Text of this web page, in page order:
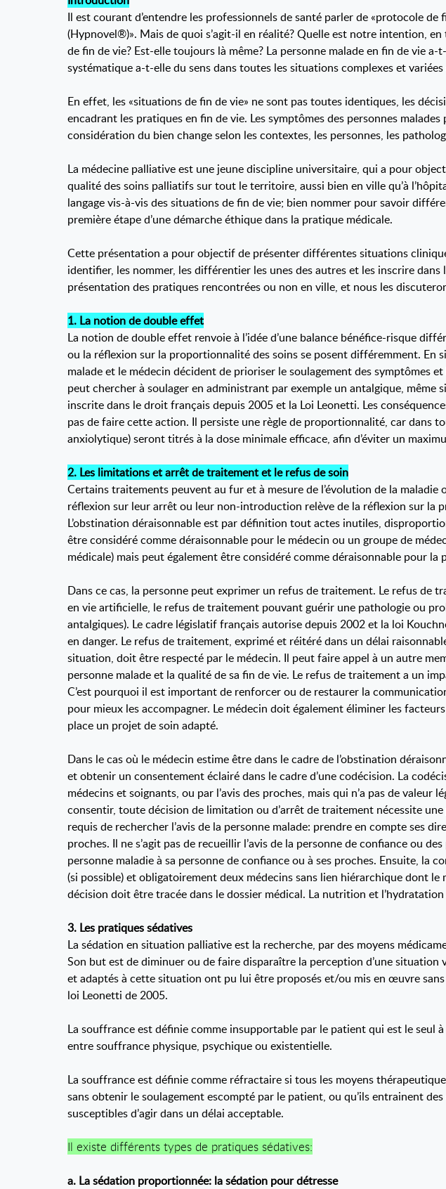
Il est courant d’entendre les professionnels de santé parler de «protocole
(Hypnovel®)». Mais de quoi s’agit-il en réalité? Quelle est notre intention,
de fin de vie? Est-elle toujours là même? La personne malade en fin de vie
systématique a-t-elle du sens dans toutes les situations complexes et
En effet, les «situations de fin de vie» ne sont pas toutes identiques, les
encadrant les pratiques en fin de vie. Les symptômes des personnes
considération du bien change selon les contextes, les personnes, les
La médecine palliative est une jeune discipline universitaire, qui a pour
qualité des soins palliatifs sur tout le territoire, aussi bien en ville qu’à
langage vis-à-vis des situations de fin de vie; bien nommer pour savoir
première étape d’une démarche éthique dans la pratique médicale.
Cette présentation a pour objectif de présenter différentes situations
identifier, les nommer, les différentier les unes des autres et les inscrire
présentation des pratiques rencontrées ou non en ville, et nous les
1. La notion de double effet
La notion de double effet renvoie à l’idée d’une balance bénéfice-risque
ou la réflexion sur la proportionnalité des soins se posent différemment.
malade et le médecin décident de prioriser le soulagement des symptômes
peut chercher à soulager en administrant par exemple un antalgique,
inscrite dans le droit français depuis 2005 et la Loi Leonetti. Les
pas de faire cette action. Il persiste une règle de proportionnalité, car dans
anxiolytique) seront titrés à la dose minimale efficace, afin d’éviter un
2. Les limitations et arrêt de traitement et le refus de soin
Certains traitements peuvent au fur et à mesure de l’évolution de la maladie
réflexion sur leur arrêt ou leur non-introduction relève de la réflexion sur
L’obstination déraisonnable est par définition tout actes inutiles,
être considéré comme déraisonnable pour le médecin ou un groupe de
médicale) mais peut également être considéré comme déraisonnable pour la
Dans ce cas, la personne peut exprimer un refus de traitement. Le refus
en vie artificielle, le refus de traitement pouvant guérir une pathologie ou
antalgiques). Le cadre législatif français autorise depuis 2002 et la loi
en danger. Le refus de traitement, exprimé et réitéré dans un délai
situation, doit être respecté par le médecin. Il peut faire appel à un autre
personne malade et la qualité de sa fin de vie. Le refus de traitement a un
C’est pourquoi il est important de renforcer ou de restaurer la
pour mieux les accompagner. Le médecin doit également éliminer les
place un projet de soin adapté.
Dans le cas où le médecin estime être dans le cadre de l’obstination
et obtenir un consentement éclairé dans le cadre d’une codécision. La
médecins et soignants, ou par l’avis des proches, mais qui n’a pas de valeur
consentir, toute décision de limitation ou d’arrêt de traitement nécessite
requis de rechercher l’avis de la personne malade: prendre en compte ses
proches. Il ne s’agit pas de recueillir l’avis de la personne de confiance ou
personne maladie à sa personne de confiance ou à ses proches. Ensuite,
(si possible) et obligatoirement deux médecins sans lien hiérarchique dont
décision doit être tracée dans le dossier médical. La nutrition et
3. Les pratiques sédatives
La sédation en situation palliative est la recherche, par des moyens
Son but est de diminuer ou de faire disparaître la perception d’une
et adaptés à cette situation ont pu lui être proposés et/ou mis en œuvre
loi Leonetti de 2005.
La souffrance est définie comme insupportable par le patient qui est le
entre souffrance physique, psychique ou existentielle.
La souffrance est définie comme réfractaire si tous les moyens
sans obtenir le soulagement escompté par le patient, ou qu’ils entrainent
susceptibles d’agir dans un délai acceptable.
Il existe différents types de pratiques sédatives:
a. La sédation proportionnée: la sédation pour détresse